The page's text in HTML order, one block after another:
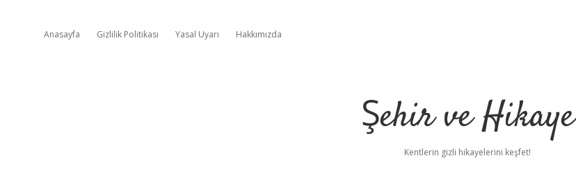
Anasayfa Gizlilik Politikası Yasal Uyarı Hakkımızda
Şehir ve Hikaye
Kentlerin gizli hikayelerini keşfet!